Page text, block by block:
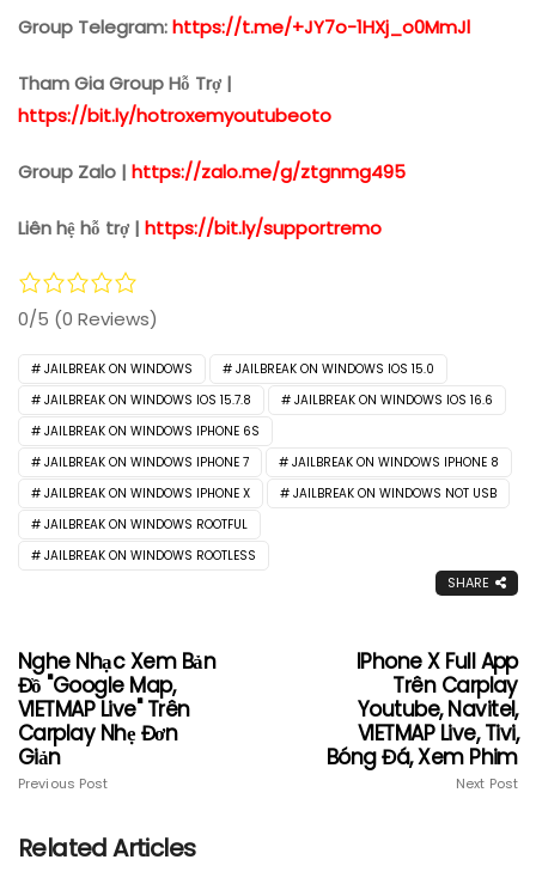
Group Telegram:https://t.me/+JY7o-1HXj_o0MmJl
Tham Gia Group Hỗ Trợ |
https://bit.ly/hotroxemyoutubeoto
Group Zalo | https://zalo.me/g/ztgnmg495
Liên hệ hỗ trợ | https://bit.ly/supportremo
0/5 (0 Reviews)
JAILBREAK ON WINDOWS
JAILBREAK ON WINDOWS IOS 15.0
JAILBREAK ON WINDOWS IOS 15.7.8
JAILBREAK ON WINDOWS IOS 16.6
JAILBREAK ON WINDOWS IPHONE 6S
JAILBREAK ON WINDOWS IPHONE 7
JAILBREAK ON WINDOWS IPHONE 8
JAILBREAK ON WINDOWS IPHONE X
JAILBREAK ON WINDOWS NOT USB
JAILBREAK ON WINDOWS ROOTFUL
JAILBREAK ON WINDOWS ROOTLESS
SHARE
Nghe Nhạc Xem Bản
Đồ "Google Map,
VIETMAP Live" Trên
Carplay Nhẹ Đơn
Giản
Previous Post
IPhone X Full App
Trên Carplay
Youtube, Navitel,
VIETMAP Live, Tivi,
Bóng Đá, Xem Phim
Next Post
Related Articles